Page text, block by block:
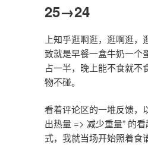
25→24
上知乎逛啊逛，逛啊逛，
致就是早餐一盒牛奶一个
占一半，晚上能不食就不
物不碰。
看着评论区的一堆反馈，
出热量 => 减少重量” 的
式，我就当场开始照着食